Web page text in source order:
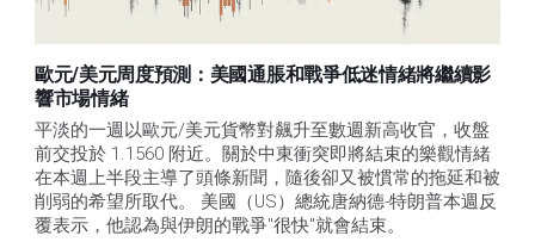
歐元/美元周度預測：美國通脹和戰爭低迷情緒將繼續影
響市場情緒
平淡的一週以歐元/美元貨幣對飆升至數週新高收官，收盤
前交投於 1.1560 附近。關於中東衝突即將結束的樂觀情緒
在本週上半段主導了頭條新聞，隨後卻又被慣常的拖延和被
削弱的希望所取代。 美國（US）總統唐納德-特朗普本週反
覆表示，他認為與伊朗的戰爭"很快"就會結束。